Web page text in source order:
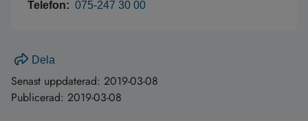
Telefon: 075-247 30 00
Dela
Senast uppdaterad: 2019-03-08
Publicerad: 2019-03-08